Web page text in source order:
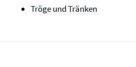
Tröge und Tränken